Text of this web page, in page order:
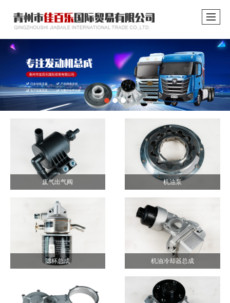
废气出气阀 机油泵
滤杯总成 机油冷却器总成